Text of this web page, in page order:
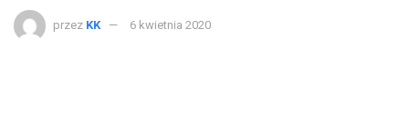
przez KK 6 kwietnia 2020